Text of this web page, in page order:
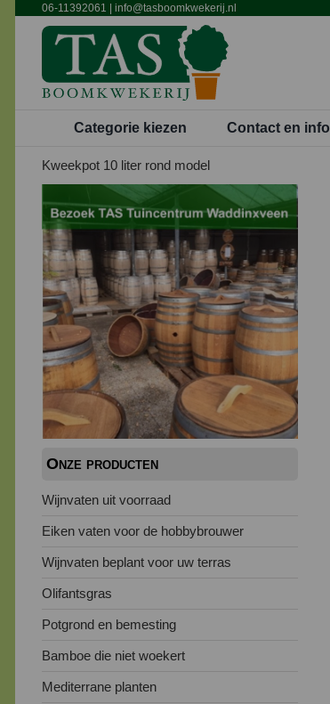
06-11392061 info@tasboomkwekerij.nl
Categorie kiezen Contact en info
Kweekpot 10 liter rond model
Onze producten
Wijnvaten uit voorraad
Eiken vaten voor de hobbybrouwer
Wijnvaten beplant voor uw terras
Olifantsgras
Potgrond en bemesting
Bamboe die niet woekert
Mediterrane planten